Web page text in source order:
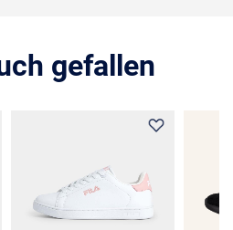
gefallen